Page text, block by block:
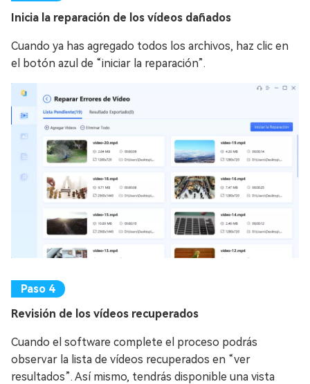
Inicia la reparación de los vídeos dañados
Cuando ya has agregado todos los archivos, haz clic en
el botón azul de “iniciar la reparación”.
Revisión de los vídeos recuperados
Cuando el software complete el proceso podrás
observar la lista de vídeos recuperados en “ver
resultados”. Así mismo, tendrás disponible una vista